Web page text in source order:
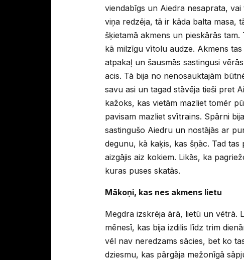
viendabīgs un Aiedra nesaprata,
viņa redzēja, tā ir kāda balta masa,
šķietamā akmens un pieskārās
kā milzīgu vītolu audze. Akmens
atpakaļ un šausmās sastingusi
acis. Tā bija no nenosauktajām
savu asi un tagad stāvēja tieši pret
kažoks, kas vietām mazliet tomēr
pavisam mazliet svītrains. Spārni
sastingušo Aiedru un nostājās ar
degunu, kā kaķis, kas šņāc. Tad
aizgājis aiz kokiem. Likās, ka
kuras puses skatās.
Mākoņi, kas nes akmens lietu
Megdra izskrēja ārā, lietū un vētrā.
mēnesī, kas bija izdilis līdz trim
vēl nav neredzams sācies, bet ko
dziesmu, kas pārgāja mežonīgā